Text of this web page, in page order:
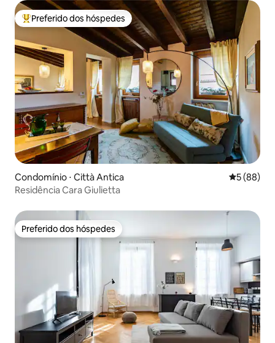
Entre os melhores preferidos dos hóspedes
Preferido dos hóspedes
Condomínio ⋅ Città Antica 5 de uma
5 (88)
Residência Cara Giulietta
Preferido dos hóspedes
Preferido dos hóspedes